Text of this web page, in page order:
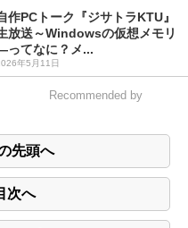
作PCトーク『ジサトラKTU』
放送～Windowsの仮想メモリ
ってなに？メ...
年5月11日
Recommended by
先頭へ
次へ